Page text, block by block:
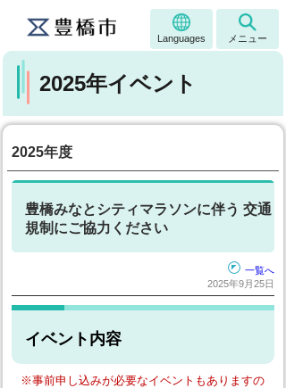
Languages メニュー
2025年イベント
2025年度
豊橋みなとシティマラソンに伴う 交通
規制にご協力ください
一覧へ
2025年9月25日
イベント内容
※事前申し込みが必要なイベントもありますの